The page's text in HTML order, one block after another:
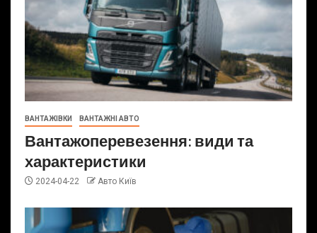
ВАНТАЖІВКИ ВАНТАЖНІ АВТО
Вантажоперевезення: види та
характеристики
2024-04-22 Авто Київ